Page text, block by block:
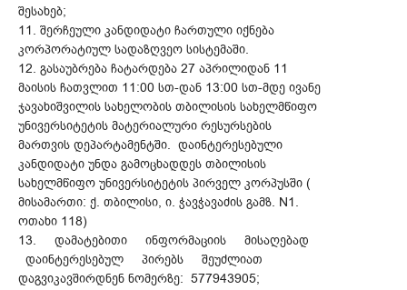
შესახებ;
11. შერჩეული კანდიდატი ჩართული იქნება
კორპორატიულ სადაზღვეო სისტემაში.
12. გასაუბრება ჩატარდება 27 აპრილიდან 11
მაისის ჩათვლით 11:00 სთ-დან 13:00 სთ-მდე ივანე
ჯავახიშვილის სახელობის თბილისის სახელმწიფო
უნივერსიტეტის მატერიალური რესურსების
მართვის დეპარტამენტში. დაინტერესებული
კანდიდატი უნდა გამოცხადდეს თბილისის
სახელმწიფო უნივერსიტეტის პირველ კორპუსში (
მისამართი: ქ. თბილისი, ი. ჭავჭავაძის გამზ. N1.
ოთახი 118)
13. დამატებითი ინფორმაციის მისაღებად
დაინტერესებულ პირებს შეუძლიათ
დაგვიკავშირდნენ ნომერზე: 577943905;